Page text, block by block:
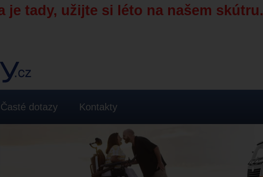
je tady, užijte si léto na našem skútru.
Časté dotazy Kontakty